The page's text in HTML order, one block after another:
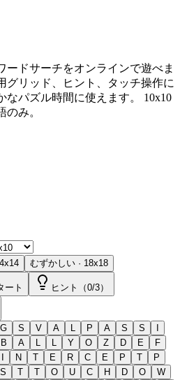
ードサーチをオンラインで遊べま
グリッド、ヒント、タッチ操作に
パズル時間に使えます。
10x10
み。
x14 むずかしい · 18x18
ート ヒント（0/3）
G S V A L P A S S
I
B A L L Y O Z D E
F
I N T E R C E P T
P
S T T O U C H D O
W